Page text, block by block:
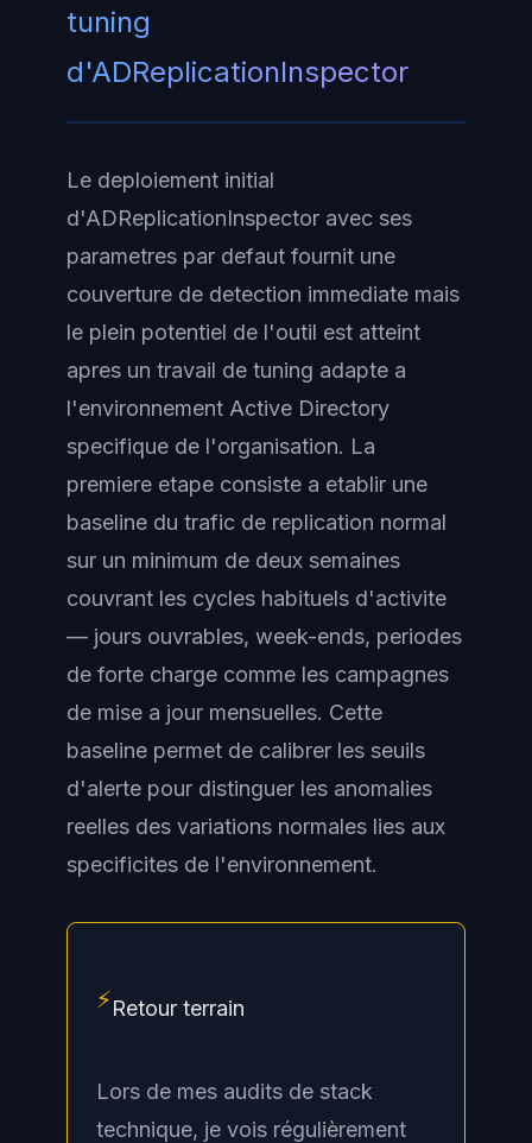
tuning
d'ADReplicationInspector
Le deploiement initial
d'ADReplicationInspector avec ses
parametres par defaut fournit une
couverture de detection immediate mais
le plein potentiel de l'outil est atteint
apres un travail de tuning adapte a
l'environnement Active Directory
specifique de l'organisation. La
premiere etape consiste a etablir une
baseline du trafic de replication normal
sur un minimum de deux semaines
couvrant les cycles habituels d'activite
— jours ouvrables, week-ends, periodes
de forte charge comme les campagnes
de mise a jour mensuelles. Cette
baseline permet de calibrer les seuils
d'alerte pour distinguer les anomalies
reelles des variations normales lies aux
specificites de l'environnement.
⚡Retour terrain
Lors de mes audits de stack
technique, je vois régulièrement